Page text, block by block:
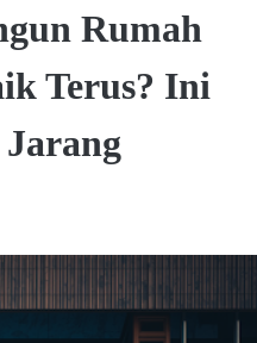
Rumah
Terus? Ini
Jarang